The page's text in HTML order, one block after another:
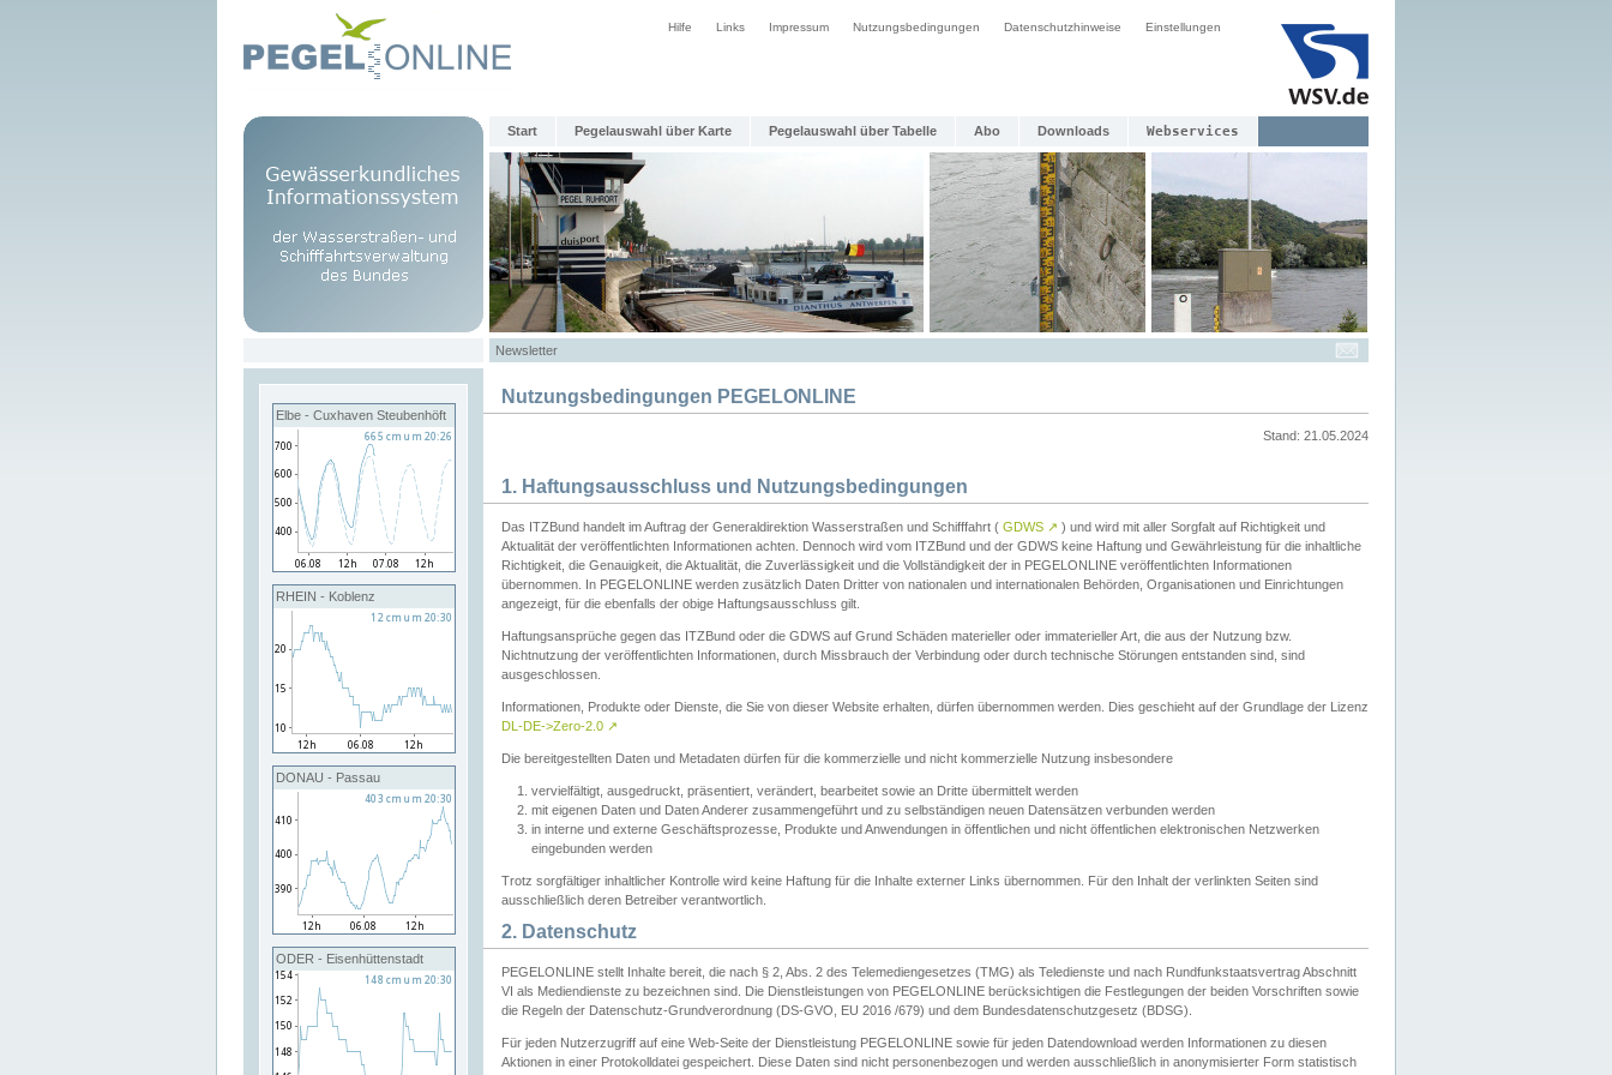
Hilfe Links Impressum Nutzungsbedingungen Datenschutzhinweise Einstellungen
Start Pegelauswahl über Karte Pegelauswahl über Tabelle Abo Downloads Webservices
Newsletter
Elbe - Cuxhaven Steubenhöft
RHEIN - Koblenz
DONAU - Passau
ODER - Eisenhüttenstadt
Nutzungsbedingungen PEGELONLINE
Stand: 21.05.2024
1. Haftungsausschluss und Nutzungsbedingungen
Das ITZBund handelt im Auftrag der Generaldirektion Wasserstraßen und Schifffahrt ( GDWS ↗ ) und wird mit aller Sorgfalt auf Richtigkeit und
Aktualität der veröffentlichten Informationen achten. Dennoch wird vom ITZBund und der GDWS keine Haftung und Gewährleistung für die inhaltliche
Richtigkeit, die Genauigkeit, die Aktualität, die Zuverlässigkeit und die Vollständigkeit der in PEGELONLINE veröffentlichten Informationen
übernommen. In PEGELONLINE werden zusätzlich Daten Dritter von nationalen und internationalen Behörden, Organisationen und Einrichtungen
angezeigt, für die ebenfalls der obige Haftungsausschluss gilt.
Haftungsansprüche gegen das ITZBund oder die GDWS auf Grund Schäden materieller oder immaterieller Art, die aus der Nutzung bzw.
Nichtnutzung der veröffentlichten Informationen, durch Missbrauch der Verbindung oder durch technische Störungen entstanden sind, sind
ausgeschlossen.
Informationen, Produkte oder Dienste, die Sie von dieser Website erhalten, dürfen übernommen werden. Dies geschieht auf der Grundlage der Lizenz
DL-DE->Zero-2.0 ↗
Die bereitgestellten Daten und Metadaten dürfen für die kommerzielle und nicht kommerzielle Nutzung insbesondere
vervielfältigt, ausgedruckt, präsentiert, verändert, bearbeitet sowie an Dritte übermittelt werden
mit eigenen Daten und Daten Anderer zusammengeführt und zu selbständigen neuen Datensätzen verbunden werden
in interne und externe Geschäftsprozesse, Produkte und Anwendungen in öffentlichen und nicht öffentlichen elektronischen Netzwerken
eingebunden werden
Trotz sorgfältiger inhaltlicher Kontrolle wird keine Haftung für die Inhalte externer Links übernommen. Für den Inhalt der verlinkten Seiten sind
ausschließlich deren Betreiber verantwortlich.
2. Datenschutz
PEGELONLINE stellt Inhalte bereit, die nach § 2, Abs. 2 des Telemediengesetzes (TMG) als Teledienste und nach Rundfunkstaatsvertrag Abschnitt
VI als Mediendienste zu bezeichnen sind. Die Dienstleistungen von PEGELONLINE berücksichtigen die Festlegungen der beiden Vorschriften sowie
die Regeln der Datenschutz-Grundverordnung (DS-GVO, EU 2016 /679) und dem Bundesdatenschutzgesetz (BDSG).
Für jeden Nutzerzugriff auf eine Web-Seite der Dienstleistung PEGELONLINE sowie für jeden Datendownload werden Informationen zu diesen
Aktionen in einer Protokolldatei gespeichert. Diese Daten sind nicht personenbezogen und werden ausschließlich in anonymisierter Form statistisch